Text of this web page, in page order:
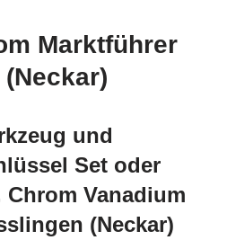
Marktführer
und
Set oder
Vanadium
(Neckar)